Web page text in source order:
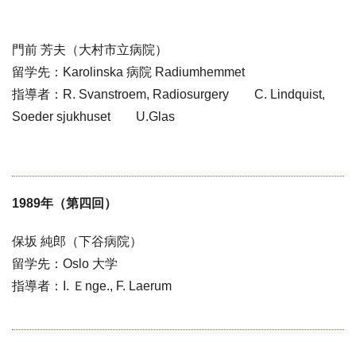
門前 芳夫（大村市立病院）
留学先：Karolinska 病院 Radiumhemmet
指導者：R. Svanstroem, Radiosurgery C. Lindquist,
Soeder sjukhuset U.Glas
1989年（第四回）
保坂 純郎（下谷病院）
留学先：Oslo 大学
指導者：I. Ｅnge., F. Laerum